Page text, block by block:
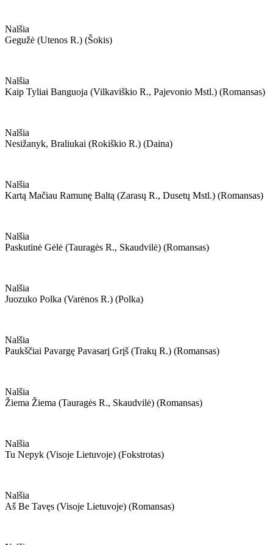
Nalšia
Gegužė (utenos R.) (šokis)
Nalšia
Kaip Tyliai Banguoja (vilkaviškio R., Pajevonio Mstl.) (romansas)
Nalšia
Nesižanyk, Braliukai (rokiškio R.) (daina)
Nalšia
Kartą Mačiau Ramunę Baltą (zarasų R., Dusetų Mstl.) (romansas)
Nalšia
Paskutinė Gėlė (tauragės R., Skaudvilė) (romansas)
Nalšia
Juozuko Polka (varėnos R.) (polka)
Nalšia
Paukščiai Pavargę Pavasarį Grįš (trakų R.) (romansas)
Nalšia
Žiema Žiema (tauragės R., Skaudvilė) (romansas)
Nalšia
Tu Nepyk (visoje Lietuvoje) (fokstrotas)
Nalšia
Aš Be Tavęs (visoje Lietuvoje) (romansas)